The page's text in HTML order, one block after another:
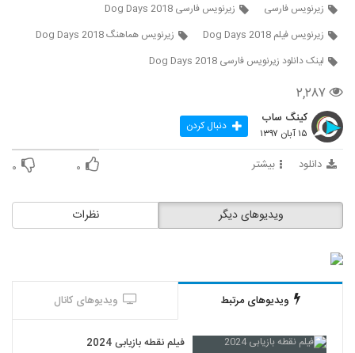
زیرنویس فارسی
زیرنویس فارسی Dog Days 2018
زیرنویس فیلم Dog Days 2018
زیرنویس هماهنگ Dog Days 2018
لينک دانلود زيرنويس فارسی Dog Days 2018
۲,۲۸۷
کینگ ساب
۱۵ آبان ۱۳۹۷ دنبال کردن
دانلود بیشتر ۰ ۰
نظرات ویدیوهای دیگر
ویدیوهای مرتبط ویدیوهای کانال
فیلم نقطه بازیابی 2024